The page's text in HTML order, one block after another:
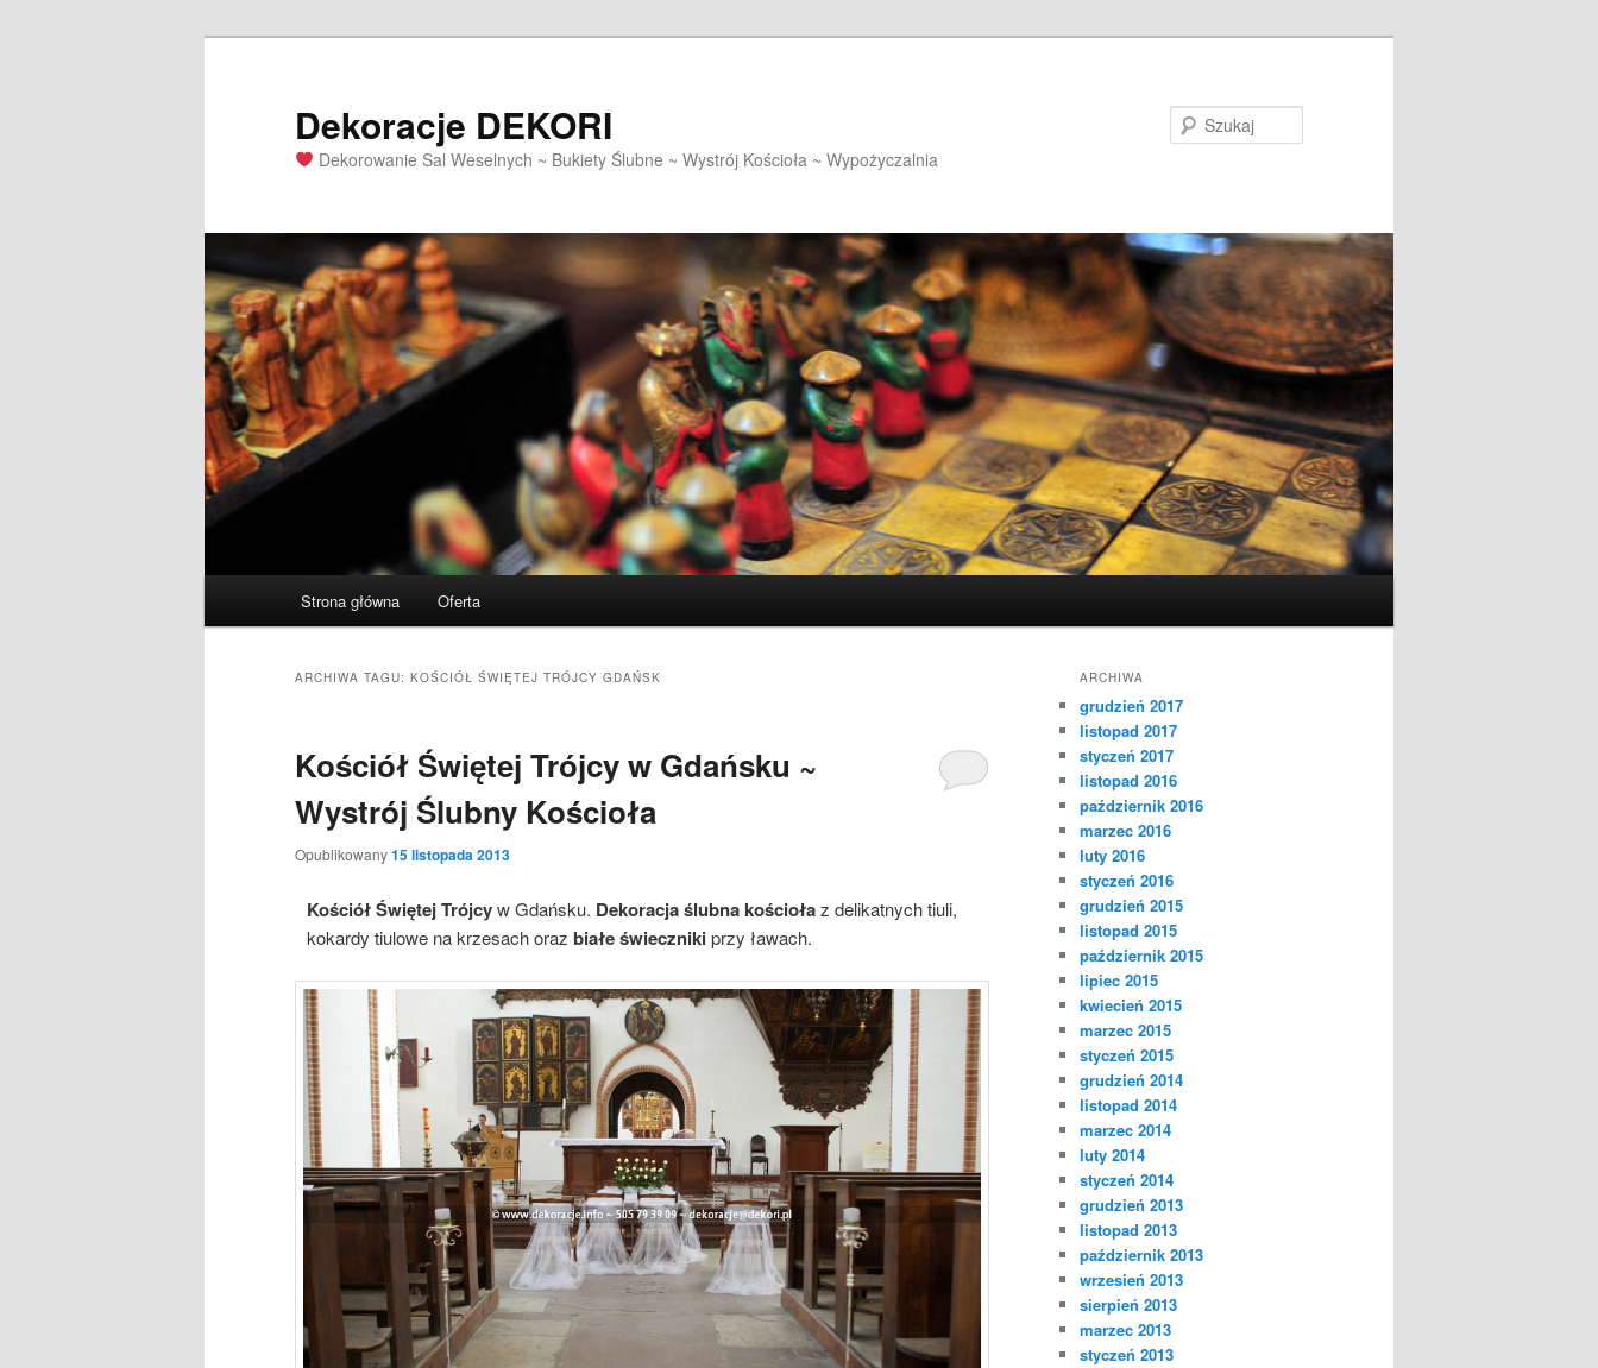
Dekoracje DEKORI
Dekorowanie Sal Weselnych ~ Bukiety Ślubne ~ Wystrój Kościoła ~ Wypożyczalnia
Przeskocz
Przeskocz
Strona główna Oferta
ARCHIWA TAGU: KOŚCIÓŁ ŚWIĘTEJ TRÓJCY GDAŃSK
Kościół Świętej Trójcy w Gdańsku ~
Wystrój Ślubny Kościoła
Opublikowany15 listopada 2013
Kościół Świętej Trójcyw Gdańsku. Dekoracja ślubna kościołaz delikatnych tiuli,
kokardy tiulowe na krzesach oraz białe świecznikiprzy ławach.
ARCHIWA
grudzień 2017
listopad 2017
styczeń 2017
listopad 2016
październik 2016
marzec 2016
luty 2016
styczeń 2016
grudzień 2015
listopad 2015
październik 2015
lipiec 2015
kwiecień 2015
marzec 2015
styczeń 2015
grudzień 2014
listopad 2014
marzec 2014
luty 2014
styczeń 2014
grudzień 2013
listopad 2013
październik 2013
wrzesień 2013
sierpień 2013
marzec 2013
styczeń 2013